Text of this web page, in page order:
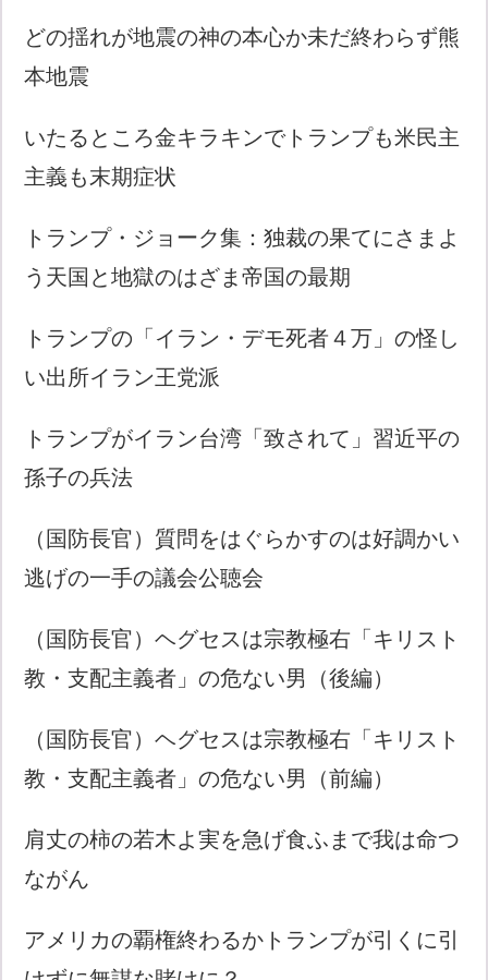
どの揺れが地震の神の本心か未だ終わらず熊
本地震
いたるところ金キラキンでトランプも米民主
主義も末期症状
トランプ・ジョーク集：独裁の果てにさまよ
う天国と地獄のはざま帝国の最期
トランプの「イラン・デモ死者４万」の怪し
い出所イラン王党派
トランプがイラン台湾「致されて」習近平の
孫子の兵法
（国防長官）質問をはぐらかすのは好調かい
逃げの一手の議会公聴会
（国防長官）ヘグセスは宗教極右「キリスト
教・支配主義者」の危ない男（後編）
（国防長官）ヘグセスは宗教極右「キリスト
教・支配主義者」の危ない男（前編）
肩丈の柿の若木よ実を急げ食ふまで我は命つ
ながん
アメリカの覇権終わるかトランプが引くに引